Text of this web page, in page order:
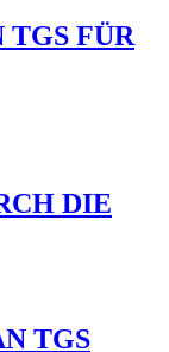
FÜR
DIE
TGS